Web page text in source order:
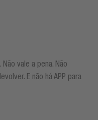
vale a pena. Não
E não há APP para